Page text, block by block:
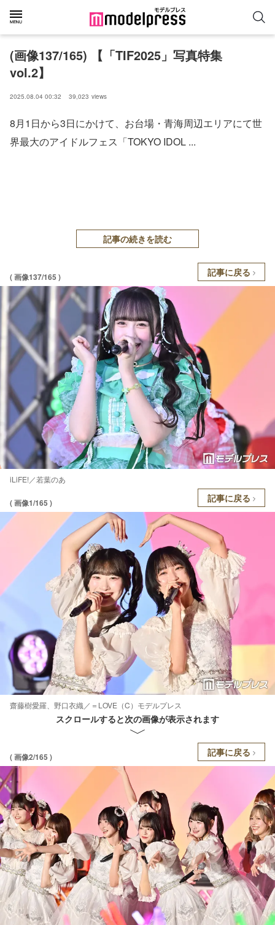
(画像137/165) 【「TIF2025」写真特集
vol.2】
2025.08.04 00:32 39,023 views
8月1日から3日にかけて、お台場・青海周辺エリアにて世
界最大のアイドルフェス「TOKYO IDOL ...
記事の続きを読む
( 画像137/165 ) 記事に戻る
iLiFE!／若葉のあ
( 画像1/165 ) 記事に戻る
齋藤樹愛羅、野口衣織／＝LOVE（C）モデルプレス
スクロールすると次の画像が表示されます
( 画像2/165 ) 記事に戻る